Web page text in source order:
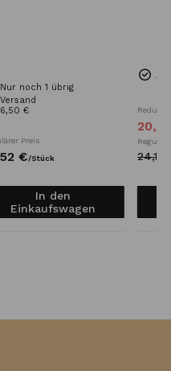
Nur noch 1 übrig
Versand
6,50 €
Preis
52 €/Stück
In den
Einkaufswagen
20,
24,10